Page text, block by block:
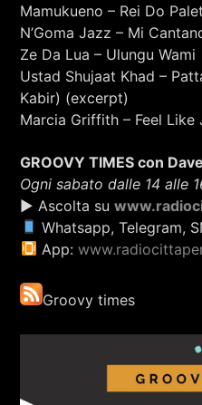
Mamukueno – Rei Do
N’Goma Jazz – Mi
Ze Da Lua – Ulungu Wami
Ustad Shujaat Khad –
Kabir) (excerpt)
Marcia Griffith – Feel Like
GROOVY TIMES con
Ogni sabato dalle 14 alle
▶ Ascolta su
Whatsapp, Telegram,
App:
Groovy times